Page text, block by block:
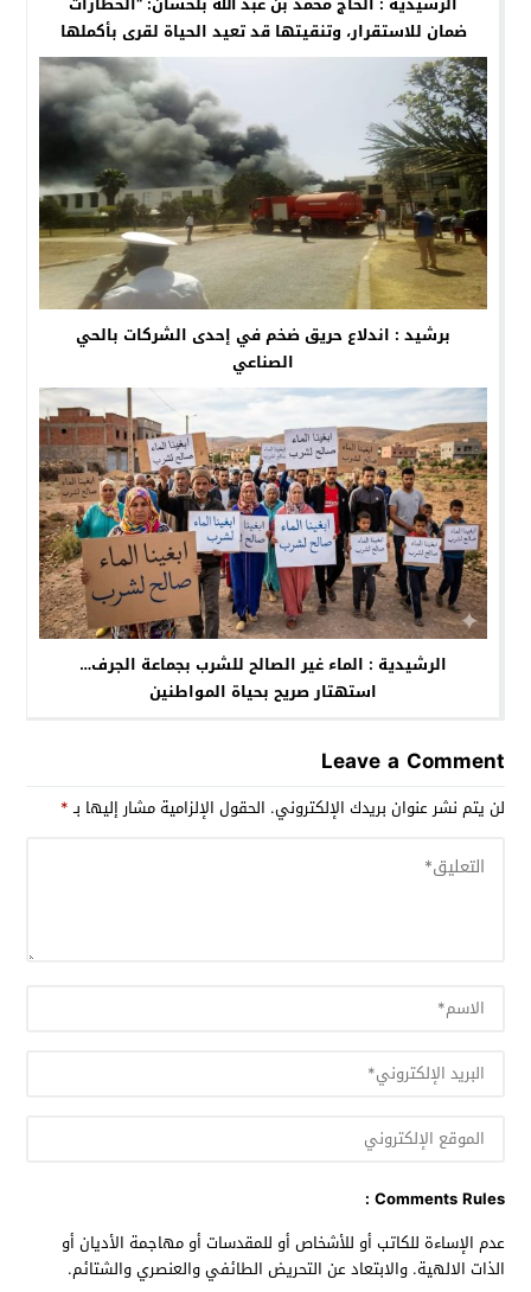
ضمان للاستقرار، وتنقيتها قد تعيد الحياة لقرى بأكملها
برشيد : اندلاع حريق ضخم في إحدى الشركات بالحي
الصناعي
الرشيدية : الماء غير الصالح للشرب بجماعة الجرف…
استهتار صريح بحياة المواطنين
Leave a Comment
لن يتم نشر عنوان بريدك الإلكتروني. الحقول الإلزامية مشار إليها بـ*
Comments Rules :
عدم الإساءة للكاتب أو للأشخاص أو للمقدسات أو مهاجمة الأديان أو
الذات الالهية. والابتعاد عن التحريض الطائفي والعنصري والشتائم.